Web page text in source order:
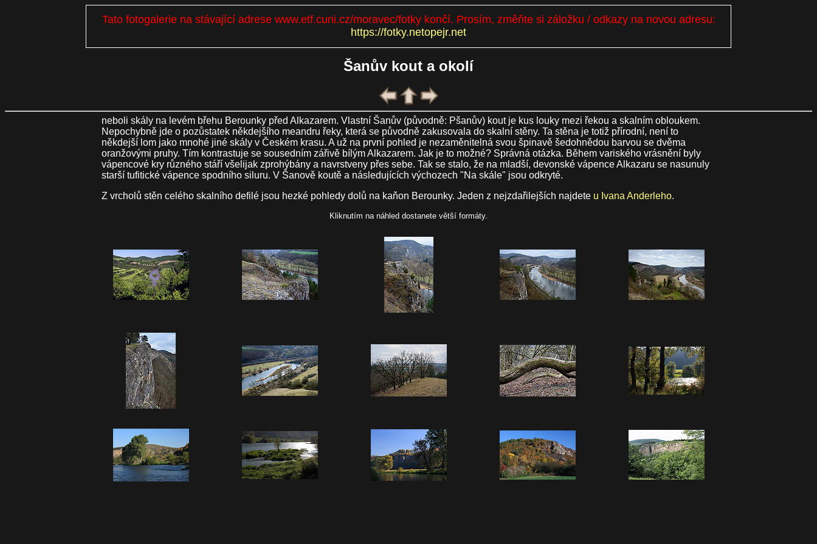
Tato fotogalerie na stávající adrese www.etf.cuni.cz/moravec/fotky končí. Prosím, změňte si záložku / odkazy na novou adresu:
https://fotky.netopejr.net
Šanův kout a okolí
neboli skály na levém břehu Berounky před Alkazarem. Vlastní Šanův (původně: Pšanův) kout je kus louky mezi řekou a skalním obloukem.
Nepochybně jde o pozůstatek někdejšího meandru řeky, která se původně zakusovala do skalní stěny. Ta stěna je totiž přírodní, není to
někdejší lom jako mnohé jiné skály v Českém krasu. A už na první pohled je nezaměnitelná svou špinavě šedohnědou barvou se dvěma
oranžovými pruhy. Tím kontrastuje se sousedním zářivě bílým Alkazarem. Jak je to možné? Správná otázka. Během variského vrásnění byly
vápencové kry různého stáří všelijak zprohýbány a navrstveny přes sebe. Tak se stalo, že na mladší, devonské vápence Alkazaru se nasunuly
starší tufitické vápence spodního siluru. V Šanově koutě a následujících výchozech "Na skále" jsou odkryté.
Z vrcholů stěn celého skalního defilé jsou hezké pohledy dolů na kaňon Berounky. Jeden z nejzdařilejších najdete u Ivana Anderleho.
Kliknutím na náhled dostanete větší formáty.